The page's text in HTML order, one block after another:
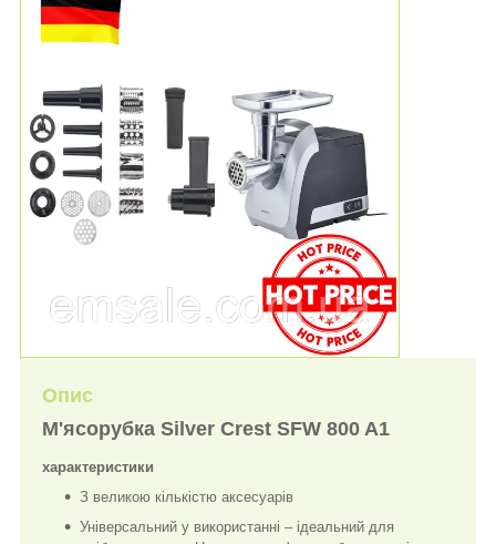
Опис
М'ясорубка Silver Crest SFW 800 A1
характеристики
З великою кількістю аксесуарів
Універсальний у використанні – ідеальний для